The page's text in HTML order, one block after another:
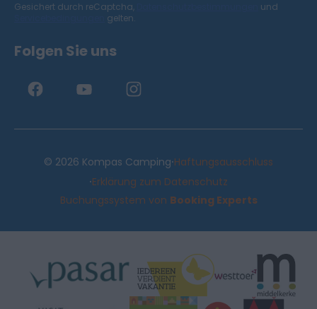
Gesichert durch reCaptcha,
und
gelten.
Folgen Sie uns
© 2026 Kompas Camping·Haftungsausschluss
·Erklärung zum Datenschutz
Buchungssystem von Booking Experts